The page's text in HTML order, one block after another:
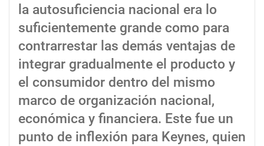
la autosuficiencia nacional era lo
suficientemente grande como para
contrarrestar las demás ventajas de
integrar gradualmente el producto y
el consumidor dentro del mismo
marco de organización nacional,
económica y financiera. Este fue un
punto de inflexión para Keynes, quien